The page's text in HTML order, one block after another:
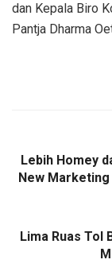
dan Kepala Biro
Pantja Dharma
Lebih Homey
New Marketing
Lima Ruas Tol